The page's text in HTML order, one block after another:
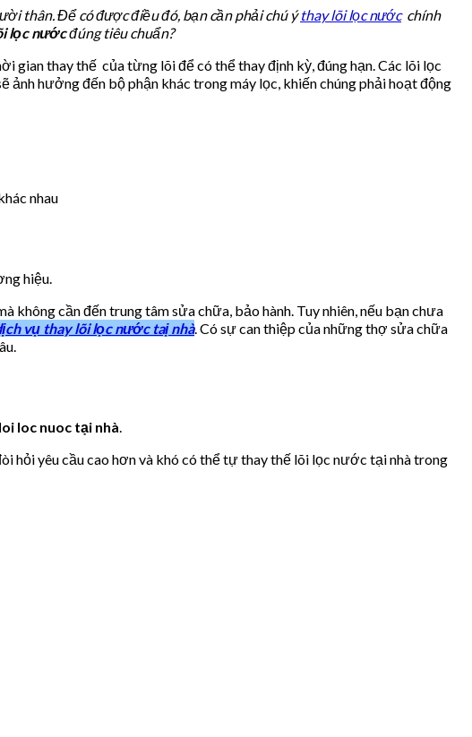
thân. Để có được điều đó, bạn cần phải chú ýthay lõi lọc nướcchính
lọc nướcđúng tiêu chuẩn?
thay thế của từng lõi để có thể thay định kỳ, đúng hạn. Các lõi lọc
ảnh hưởng đến bộ phận khác trong máy lọc, khiến chúng phải hoạt động
nhau
hiệu.
cần đến trung tâm sửa chữa, bảo hành. Tuy nhiên, nếu bạn chưa
vụ thay lõi lọc nước taị nhà. Có sự can thiệp của những thợ sửa chữa
loc nuoc tại nhà.
hỏi yêu cầu cao hơn và khó có thể tự thay thế lõi lọc nước tại nhà trong